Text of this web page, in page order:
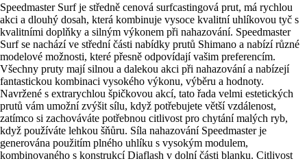
Speedmaster Surf je středně cenová surfcastingová prut, má rychlou
akci a dlouhý dosah, která kombinuje vysoce kvalitní uhlíkovou tyč s
kvalitními doplňky a silným výkonem při nahazování. Speedmaster
Surf se nachází ve střední části nabídky prutů Shimano a nabízí různé
modelové možnosti, které přesně odpovídají vašim preferencím.
Všechny pruty mají silnou a dalekou akci při nahazování a nabízejí
fantastickou kombinaci vysokého výkonu, výběru a hodnoty.
Navržené s extrarychlou špičkovou akcí, tato řada velmi estetických
prutů vám umožní zvýšit sílu, když potřebujete větší vzdálenost,
zatímco si zachováváte potřebnou citlivost pro chytání malých ryb,
když používáte lehkou šňůru. Síla nahazování Speedmaster je
generována použitím plného uhlíku s vysokým modulem,
kombinovaného s konstrukcí Diaflash v dolní části blanku. Citlivost